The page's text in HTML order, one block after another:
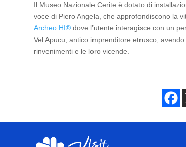
Il Museo Nazionale Cerite è dotato di
voce di Piero Angela, che approfondiscono la
Archeo HI® dove l’utente interagisce con un
Vel Apucu, antico imprenditore etrusco,
rinvenimenti e le loro vicende.